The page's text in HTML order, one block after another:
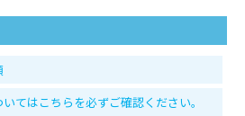
てはこちらを必ずご確認ください。